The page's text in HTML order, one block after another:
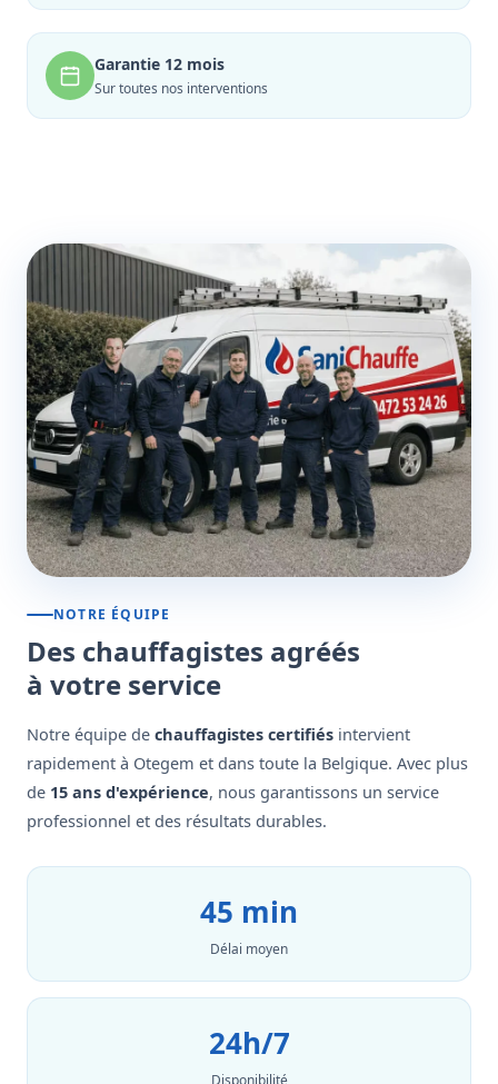
Garantie 12 mois
Sur toutes nos interventions
NOTRE ÉQUIPE
Des chauffagistes agréés
à votre service
Notre équipe de chauffagistes certifiés intervient
rapidement à Otegem et dans toute la Belgique. Avec plus
de 15 ans d'expérience, nous garantissons un service
professionnel et des résultats durables.
45 min
Délai moyen
24h/7
Disponibilité